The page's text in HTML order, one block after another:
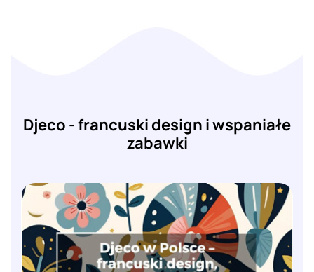
Djeco - francuski design i wspaniałe
zabawki